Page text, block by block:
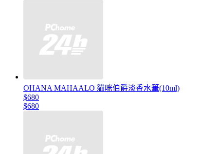
OHANA MAHAALO 貓咪伯爵淡香水筆(10ml)
$680
$680